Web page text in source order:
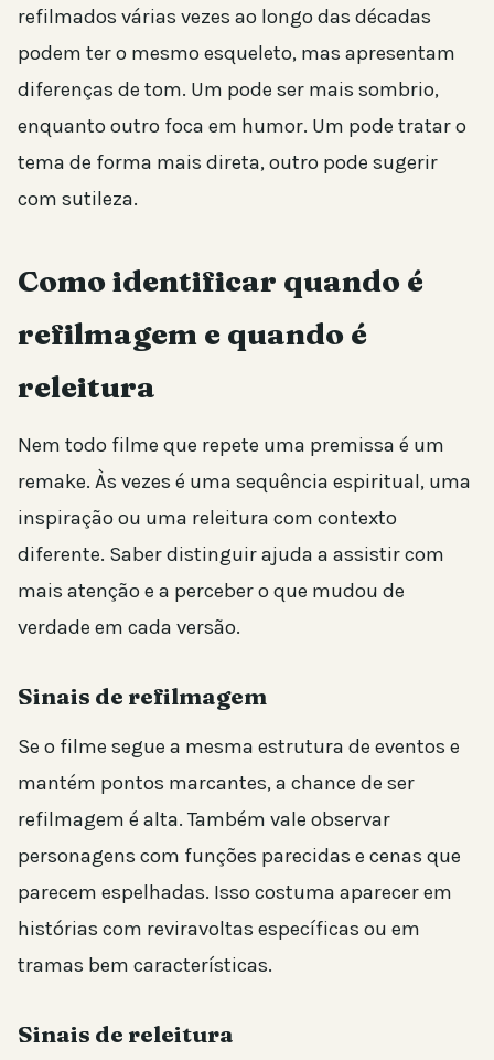
refilmados várias vezes ao longo das décadas
podem ter o mesmo esqueleto, mas apresentam
diferenças de tom. Um pode ser mais sombrio,
enquanto outro foca em humor. Um pode tratar o
tema de forma mais direta, outro pode sugerir
com sutileza.
Como identificar quando é
refilmagem e quando é
releitura
Nem todo filme que repete uma premissa é um
remake. Às vezes é uma sequência espiritual, uma
inspiração ou uma releitura com contexto
diferente. Saber distinguir ajuda a assistir com
mais atenção e a perceber o que mudou de
verdade em cada versão.
Sinais de refilmagem
Se o filme segue a mesma estrutura de eventos e
mantém pontos marcantes, a chance de ser
refilmagem é alta. Também vale observar
personagens com funções parecidas e cenas que
parecem espelhadas. Isso costuma aparecer em
histórias com reviravoltas específicas ou em
tramas bem características.
Sinais de releitura